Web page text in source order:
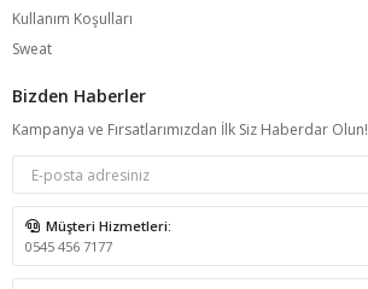
Kullanım Koşulları
Sweat
Bizden Haberler
Kampanya ve Fırsatlarımızdan İlk Siz Haberdar Olun!
Müşteri Hizmetleri:
0545 456 7177